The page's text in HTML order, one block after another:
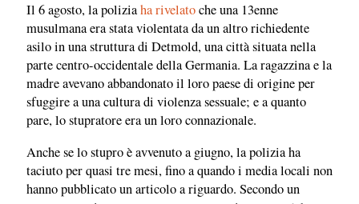
Il 6 agosto, la poliziaha rivelatoche una 13enne
musulmana era stata violentata da un altro richiedente
asilo in una struttura di Detmold, una città situata nella
parte centro-occidentale della Germania. La ragazzina e la
madre avevano abbandonato il loro paese di origine per
sfuggire a una cultura di violenza sessuale; e a quanto
pare, lo stupratore era un loro connazionale.
Anche se lo stupro è avvenuto a giugno, la polizia ha
taciuto per quasi tre mesi, fino a quando i media locali non
hanno pubblicato un articolo a riguardo. Secondo un